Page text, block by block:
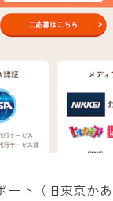
ート（旧東京か